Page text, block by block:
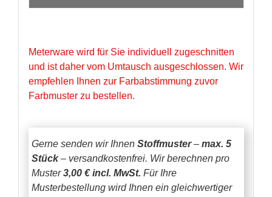
Meterware wird für Sie individuell zugeschnitten
und ist daher vom Umtausch ausgeschlossen. Wir
empfehlen Ihnen zur Farbabstimmung zuvor
Farbmuster zu bestellen.
Gerne senden wir Ihnen Stoffmuster– max. 5
Stück– versandkostenfrei. Wir berechnen pro
Muster3,00 € incl. MwSt. Für Ihre
Musterbestellung wird Ihnen ein gleichwertiger